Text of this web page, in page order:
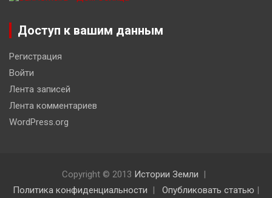
Доступ к вашим данным
Регистрация
Войти
Лента записей
Лента комментариев
WordPress.org
Copyright © 2013 Истории Земли
Политика конфиденциальности
Опубликовать статью |